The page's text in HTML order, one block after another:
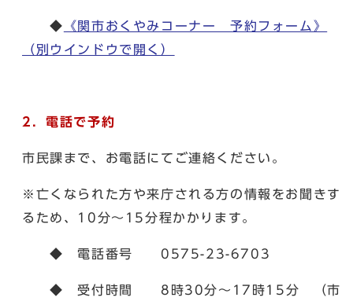
◆
《関市おくやみコーナー 予約フォーム》
（別ウインドウで開く）
2．電話で予約
市民課まで、お電話にてご連絡ください。
※亡くなられた方や来庁される方の情報をお聞きす
るため、10分〜15分程かかります。
◆ 電話番号 0575-23-6703
◆ 受付時間 8時30分～17時15分 （市